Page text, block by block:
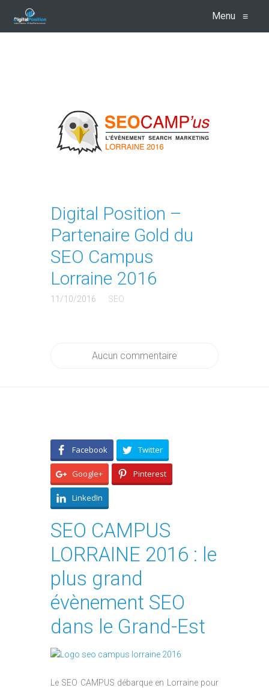
Menu ≡
Digital Position –
Partenaire Gold du
SEO Campus
Lorraine 2016
11/10/2016 SEO
Aucun commentaire
Facebook Twitter
Google+ Pinterest
LinkedIn
SEO CAMPUS
LORRAINE 2016 : le
plus grand
évènement SEO
dans le Grand-Est
Le SEO CAMPUS débarque en Lorraine pour